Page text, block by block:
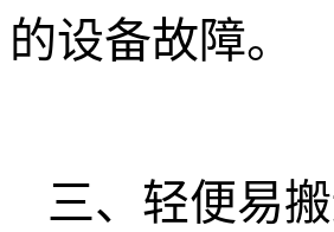
的设备故障。
三、轻便易